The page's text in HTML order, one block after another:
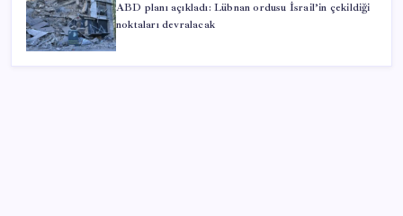
ABD planı açıkladı: Lübnan ordusu İsrail’in çekildiği
noktaları devralacak